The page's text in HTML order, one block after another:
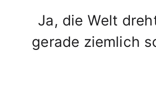
Ja, die Welt
gerade ziemlich